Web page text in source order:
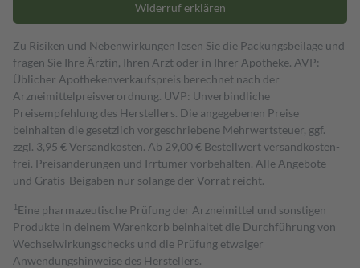
Widerruf erklären
Zu Risiken und Nebenwirkungen lesen Sie die Packungsbeilage und
fragen Sie Ihre Ärztin, Ihren Arzt oder in Ihrer Apotheke. AVP:
Üblicher Apothekenverkaufspreis berechnet nach der
Arzneimittelpreisverordnung. UVP: Unverbindliche
Preisempfehlung des Herstellers. Die angegebenen Preise
beinhalten die gesetzlich vorgeschriebene Mehrwertsteuer, ggf.
zzgl. 3,95 € Versandkosten. Ab 29,00 € Bestell­wert versand­kosten­
frei. Preisänderungen und Irrtümer vorbehalten. Alle Angebote
und Gratis-Beigaben nur solange der Vorrat reicht.
1 Eine pharmazeutische Prüfung der Arzneimittel und sonstigen
Produkte in deinem Warenkorb beinhaltet die Durchführung von
Wechselwirkungschecks und die Prüfung etwaiger
Anwendungshinweise des Herstellers.